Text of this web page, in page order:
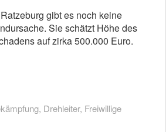
gibt es noch keine
Sie schätzt Höhe des
auf zirka 500.000 Euro.
, Drehleiter, Freiwillige